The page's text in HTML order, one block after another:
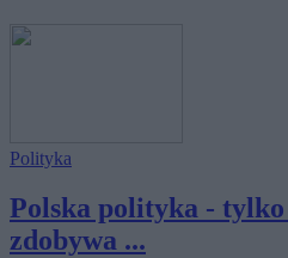
Polityka
Polska polityka - tylko
zdobywa ...